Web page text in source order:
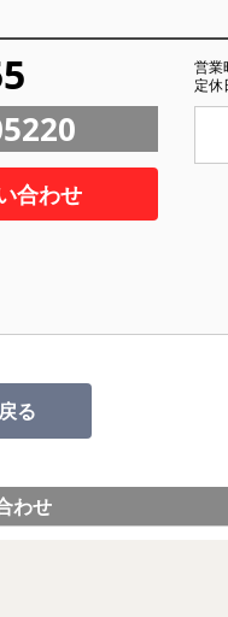
営業
定休
合わせ
る
わせ